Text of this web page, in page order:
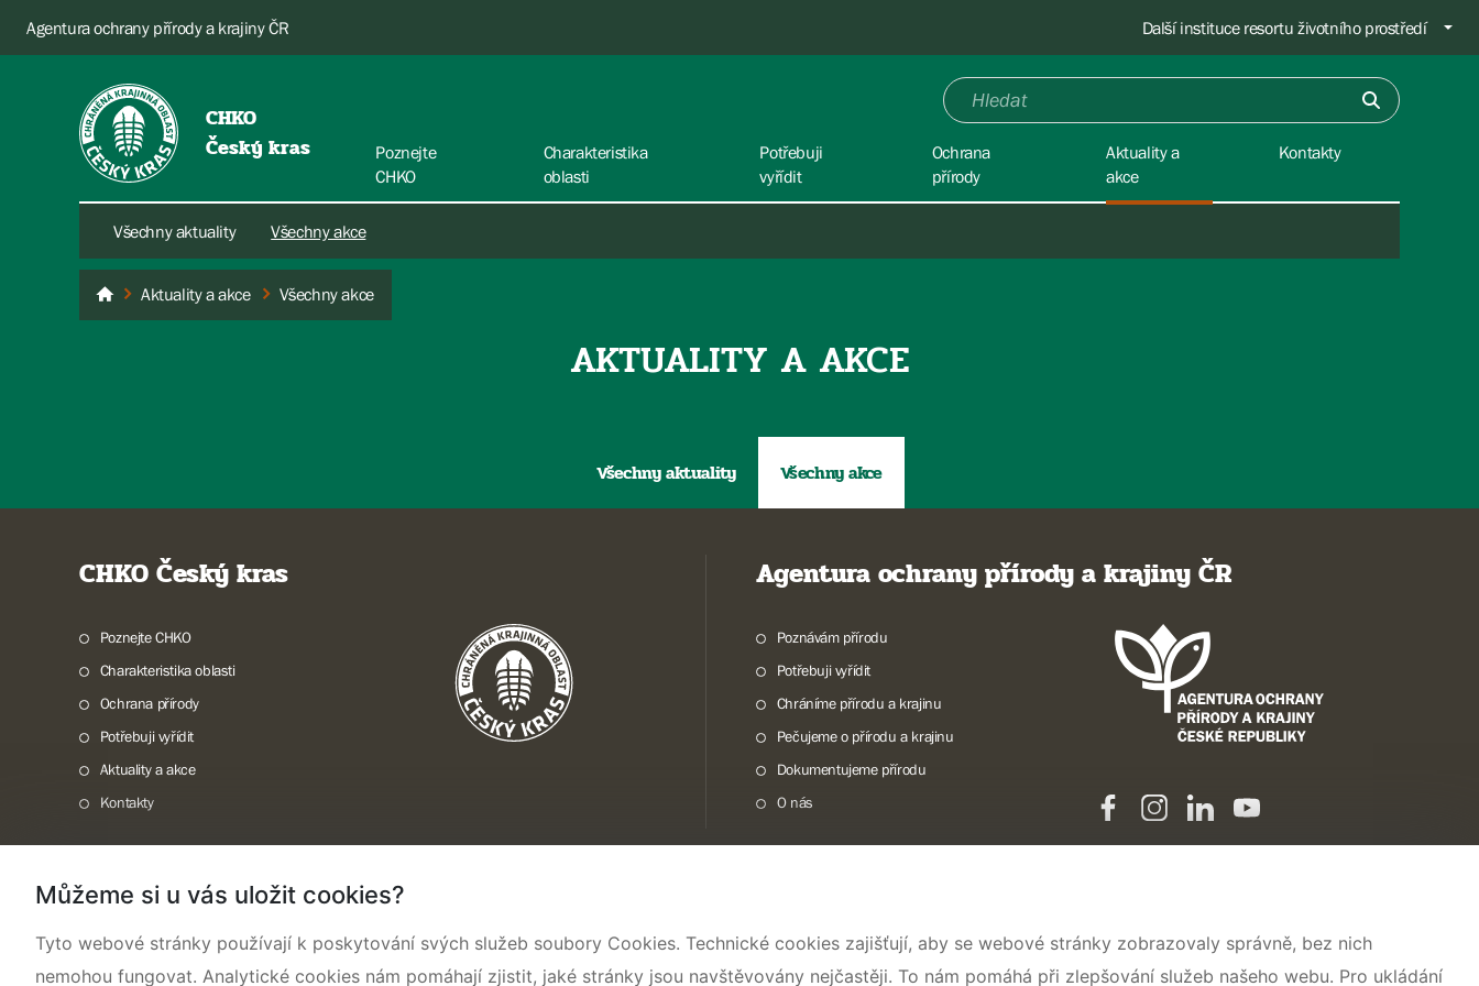
Agentura ochrany přírody a krajiny ČR Další instituce resortu životního prostředí
CHKO
Český kras
Poznejte
CHKO
Charakteristika
oblasti
Potřebuji
vyřídit
Ochrana
přírody
Aktuality a
akce
Všechny aktuality Všechny akce
Kontakty
Český kras
Aktuality a akce Všechny akce
AKTUALITY A AKCE
Všechny aktuality Všechny akce
CHKO Český kras
Poznejte CHKO
Charakteristika oblasti
Ochrana přírody
Potřebuji vyřídit
Aktuality a akce
Kontakty
Agentura ochrany přírody a krajiny ČR
Poznávám přírodu
Potřebuji vyřídit
Chráníme přírodu a krajinu
Pečujeme o přírodu a krajinu
Dokumentujeme přírodu
O nás
Mapa webu Prohlášení o přístupnosti Cookies
Můžeme si u vás uložit cookies?
Tyto webové stránky používají k poskytování svých služeb soubory Cookies. Technické cookies zajišťují, aby se webové stránky zobrazovaly správně, bez nich
nemohou fungovat. Analytické cookies nám pomáhají zjistit, jaké stránky jsou navštěvovány nejčastěji. To nám pomáhá při zlepšování služeb našeho webu. Pro ukládání